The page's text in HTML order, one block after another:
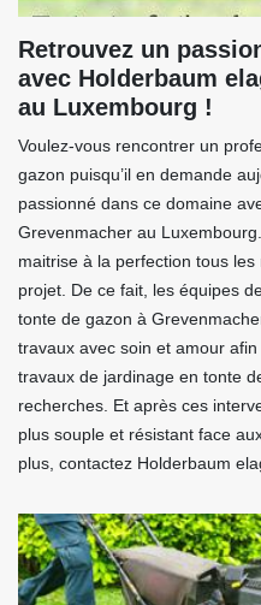
Retrouvez un
avec Holderbaum
au Luxembourg !
Voulez-vous rencontrer un
gazon puisqu’il en demande
passionné dans ce domaine
Grevenmacher au
maitrise à la perfection tous
projet. De ce fait, les équipes
tonte de gazon à
travaux avec soin et amour
travaux de jardinage en tonte
recherches. Et après ces
plus souple et résistant face
plus, contactez Holderbaum